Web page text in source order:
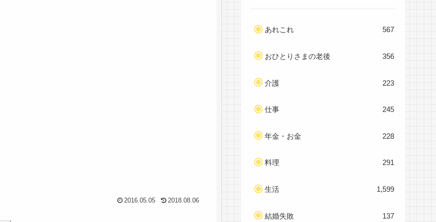
2016.05.05 2018.08.06
あれこれ 567
おひとりさまの老後 356
介護 223
仕事 245
年金・お金 228
料理 291
生活 1,599
結婚失敗 137